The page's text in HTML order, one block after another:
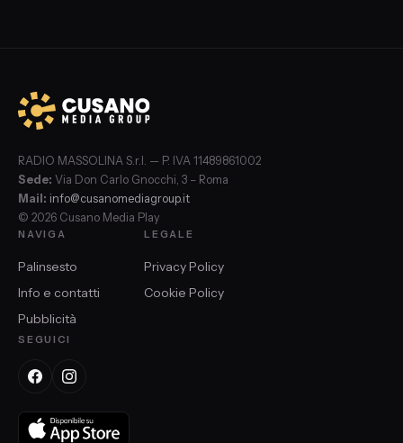
RADIO MASSOLINA S.r.l. — P. IVA 11489861002
Sede: Via Don Carlo Gnocchi, 3 – Roma
Mail: info@cusanomediagroup.it
© 2026 Cusano Media Play
NAVIGA
Palinsesto
Info e contatti
Pubblicità
LEGALE
Privacy Policy
Cookie Policy
SEGUICI